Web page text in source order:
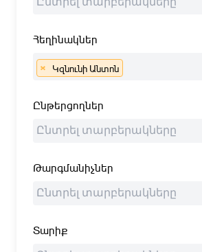
Հեղինակներ
× Կզնունի Անտոն
Ընթերցողներ
Թարգմանիչներ
Տարիք